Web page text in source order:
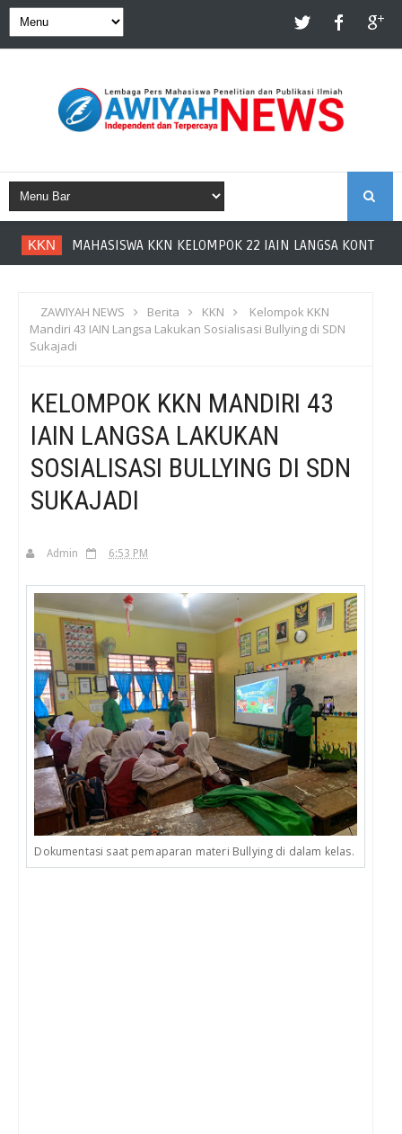
KKN MAHASISWA KKN KELOMPOK 22 IAIN LANGSA
ZAWIYAH NEWS Berita KKN
Kelompok KKN
Mandiri 43 IAIN Langsa Lakukan Sosialisasi Bullying di SDN
Sukajadi
KELOMPOK KKN MANDIRI 43
IAIN LANGSA LAKUKAN
SOSIALISASI BULLYING DI SDN
SUKAJADI
Admin 6:53 PM
Dokumentasi saat pemaparan materi Bullying di dalam kelas.